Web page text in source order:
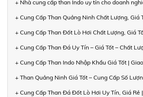
+ Nhà cung cấp than Indo uy tín cho doanh
+ Cung Cấp Than Quảng Ninh Chất Lượng, Giá
+ Cung Cấp Than Đốt Lò Hơi Chất Lượng, Giá
+ Cung Cấp Than Đá Uy Tín – Giá Tốt – Chất
+ Cung Cấp Than Indo Nhập Khẩu Giá Tốt |
+ Than Quảng Ninh Giá Tốt – Cung Cấp Số
+ Cung Cấp Than Đá Đốt Lò Hơi Uy Tín, Giá Rẻ